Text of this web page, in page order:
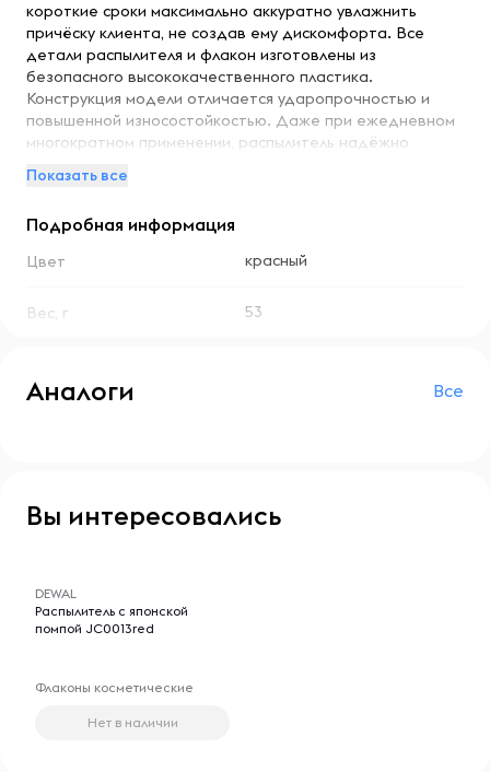
короткие сроки максимально аккуратно увлажнить
причёску клиента, не создав ему дискомфорта. Все
детали распылителя и флакон изготовлены из
безопасного высококачественного пластика.
Конструкция модели отличается ударопрочностью и
повышенной износостойкостью. Даже при ежедневном
многократном применении, распылитель надёжно
Показать все
Подробная информация
Цвет красный
Вес, г 53
Аналоги Все
Вы интересовались
DEWAL
Распылитель с японской
помпой JC0013red
Флаконы косметические
Нет в наличии